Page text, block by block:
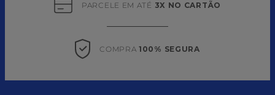
PARCELE EM ATÉ 3X NO CARTÃO
COMPRA 100% SEGURA